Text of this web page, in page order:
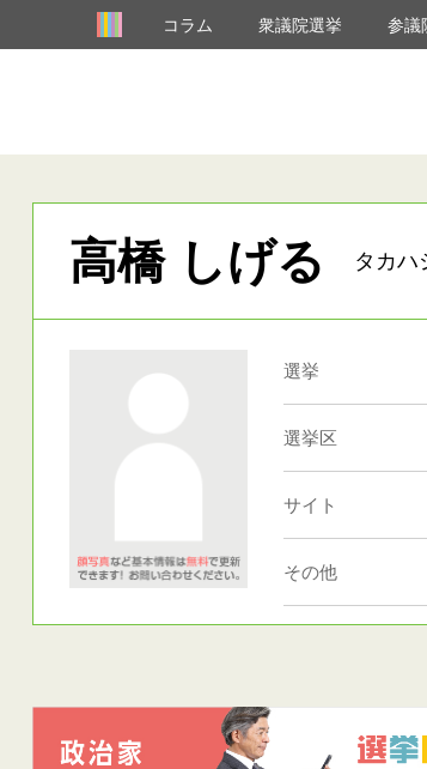
コラム 衆議院選挙 参議
高橋 しげる タカハ
選挙
選挙区
サイト
その他